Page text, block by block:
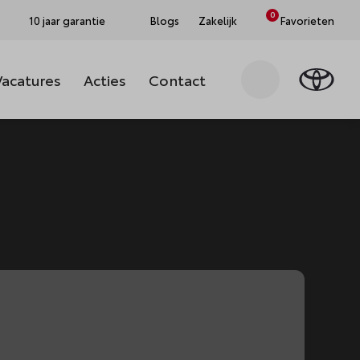
10 jaar garantie Blogs Zakelijk 0 Favorieten
Acties Contact Zoeken